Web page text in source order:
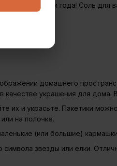
протяжении года! Соль для
домашнего
украшения для дома.
их и украсьте. Пакетики
на полочке.
(или большие)
звезды или елки.